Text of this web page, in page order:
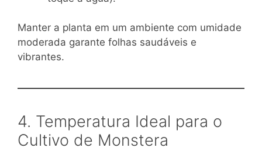
Manter a planta em um ambiente com umidade
moderada garante folhas saudáveis e
vibrantes.
4. Temperatura Ideal para o
Cultivo de Monstera